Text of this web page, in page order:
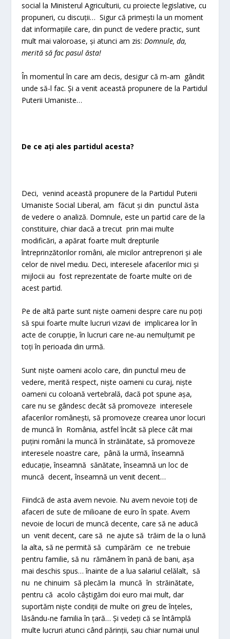
social la Ministerul Agriculturii, cu proiecte legislative, cu
propuneri, cu discuții… Sigur că primești la un moment
dat informațiile care, din punct de vedere practic, sunt
mult mai valoroase, și atunci am zis:Domnule, da,
merită să fac pasul ăsta!
În momentul în care am decis, desigur că m-am gândit
unde să-l fac. Și a venit această propunere de la Partidul
Puterii Umaniste…
De ce ați ales partidul acesta?
Deci, venind această propunere de la Partidul Puterii
Umaniste Social Liberal, am făcut și din punctul ăsta
de vedere o analiză. Domnule, este un partid care de la
constituire, chiar dacă a trecut prin mai multe
modificări, a apărat foarte mult drepturile
întreprinzătorilor români, ale micilor antreprenori și ale
celor de nivel mediu. Deci, interesele afacerilor mici și
mijlocii au fost reprezentate de foarte multe ori de
acest partid.
Pe de altă parte sunt niște oameni despre care nu poți
să spui foarte multe lucruri vizavi de implicarea lor în
acte de corupție, în lucruri care ne-au nemulțumit pe
toți în perioada din urmă.
Sunt niște oameni acolo care, din punctul meu de
vedere, merită respect, niște oameni cu curaj, niște
oameni cu coloană vertebrală, dacă pot spune așa,
care nu se gândesc decât să promoveze interesele
afacerilor românești, să promoveze crearea unor locuri
de muncă în România, astfel încât să plece cât mai
puțini români la muncă în străinătate, să promoveze
interesele noastre care, până la urmă, înseamnă
educație, înseamnă sănătate, înseamnă un loc de
muncă decent, înseamnă un venit decent…
Fiindcă de asta avem nevoie. Nu avem nevoie toți de
afaceri de sute de milioane de euro în spate. Avem
nevoie de locuri de muncă decente, care să ne aducă
un venit decent, care să ne ajute să trăim de la o lună
la alta, să ne permită să cumpărăm ce ne trebuie
pentru familie, să nu rămânem în pană de bani, așa
mai deschis spus… înainte de a lua salariul celălalt, să
nu ne chinuim să plecăm la muncă în străinătate,
pentru că acolo câștigăm doi euro mai mult, dar
suportăm niște condiții de multe ori greu de înțeles,
lăsându-ne familia în țară… Și vedeți că se întâmplă
multe lucruri atunci când părinții, sau chiar numai unul